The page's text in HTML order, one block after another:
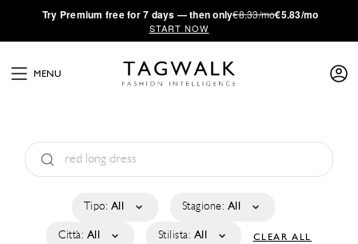
·Try Premium free for 7 days — then only€8.33/mo€5.83/mo
START NOW
MENU
Tipo: All Stagione: All
Città: All Stilista: All CLEAR ALL